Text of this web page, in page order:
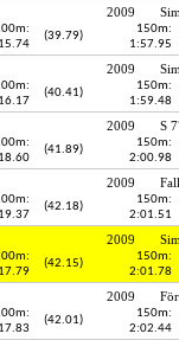
2009
(39.79)
150m:
1:57.95
2009
(40.41)
150m:
1:59.48
2009 S
(41.89)
150m:
2:00.98
2009
(42.18)
150m:
2:01.51
2009
(42.15)
150m:
2:01.78
2009
(42.01)
150m:
2:02.44